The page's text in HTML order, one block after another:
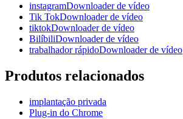
instagramDownloader de vídeo
Tik TokDownloader de vídeo
tiktokDownloader de vídeo
BilíbiliDownloader de vídeo
trabalhador rápidoDownloader de vídeo
Produtos relacionados
implantação privada
Plug-in do Chrome